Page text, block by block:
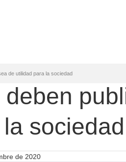
de utilidad para la sociedad
sociedad
de 2020